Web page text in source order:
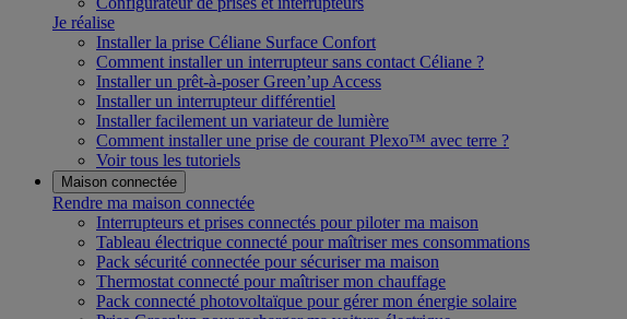
Je réalise
Installer la prise Céliane Surface Confort
Comment installer un interrupteur sans contact Céliane ?
Installer un prêt-à-poser Green’up Access
Installer un interrupteur différentiel
Installer facilement un variateur de lumière
Comment installer une prise de courant Plexo™ avec terre ?
Voir tous les tutoriels
Maison connectée
Rendre ma maison connectée
Interrupteurs et prises connectés pour piloter ma maison
Tableau électrique connecté pour maîtriser mes consommations
Pack sécurité connectée pour sécuriser ma maison
Thermostat connecté pour maîtriser mon chauffage
Pack connecté photovoltaïque pour gérer mon énergie solaire